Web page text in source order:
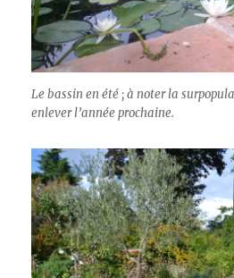
Le bassin en été ; à noter la
enlever l’année prochaine.